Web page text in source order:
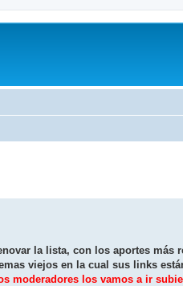
la lista, con los aportes más
viejos en la cual sus links
moderadores los vamos a ir